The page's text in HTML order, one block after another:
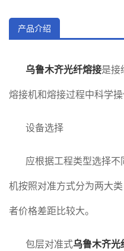
产品介绍
乌鲁木齐光纤熔接是接
熔接机和熔接过程中科学操
设备选择
应根据工程类型选择不
机按照对准方式分为两大
者价格差距比较大。
包层对准式乌鲁木齐光